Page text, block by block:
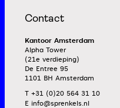
Contact
Kantoor Amsterdam
Alpha Tower
(21e verdieping)
De Entree 95
1101 BH Amsterdam
T +31 (0)20 564 31 10
E